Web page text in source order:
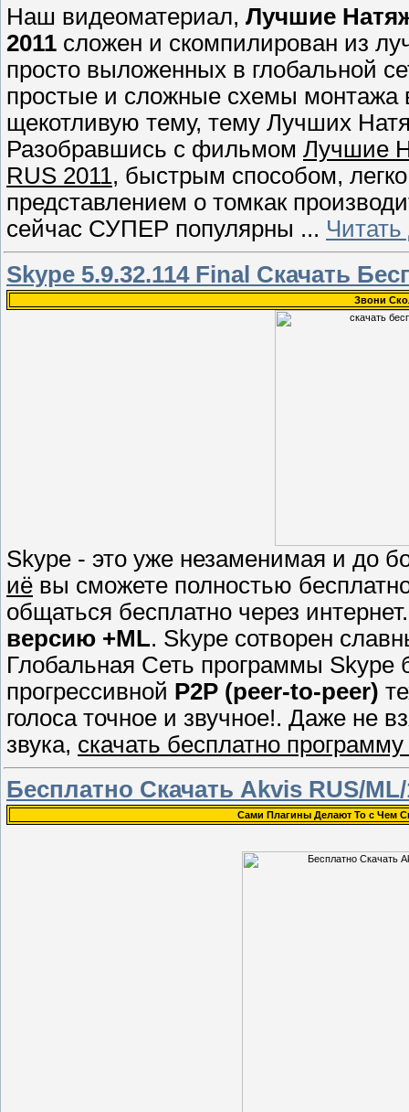
Наш видеоматериал, Лучшие
2011 сложен и скомпилирован из
просто выложенных в глобальной
простые и сложные схемы монтажа
щекотливую тему, тему Лучших
Разобравшись с фильмом Лучшие
RUS 2011, быстрым способом,
представлением о томкак
сейчас СУПЕР популярны ...
Skype 5.9.32.114 Final Скачать
Звони
Skype - это уже незаменимая и до
иё вы сможете полностью
общаться бесплатно через
версию +ML. Skype сотворен
Глобальная Сеть программы Skype
прогрессивной P2P (peer-to-peer)
голоса точное и звучное!. Даже не
звука, скачать бесплатно
Бесплатно Скачать Akvis RUS/
Сами Плагины Делают То с Чем